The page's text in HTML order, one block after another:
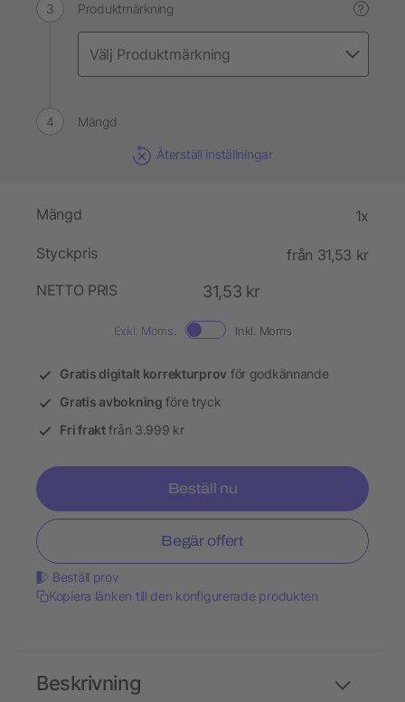
Produktmärkning ?
Mängd
Återställ inställningar
Mängd 1x
Styckpris
från 31,53 kr
NETTO PRIS
31,53 kr
Exkl. Moms. Inkl. Moms
Gratis digitalt korrekturprov för godkännande
Gratis avbokning före tryck
Fri fraktfrån 3.999 kr
Beställ nu
Begär offert
Beställ prov
Kopiera länken till den konfigurerade produkten
Beskrivning